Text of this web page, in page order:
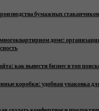
бумажных
доме:
как вывести бизнес в топ
коробки: удобная упаковка